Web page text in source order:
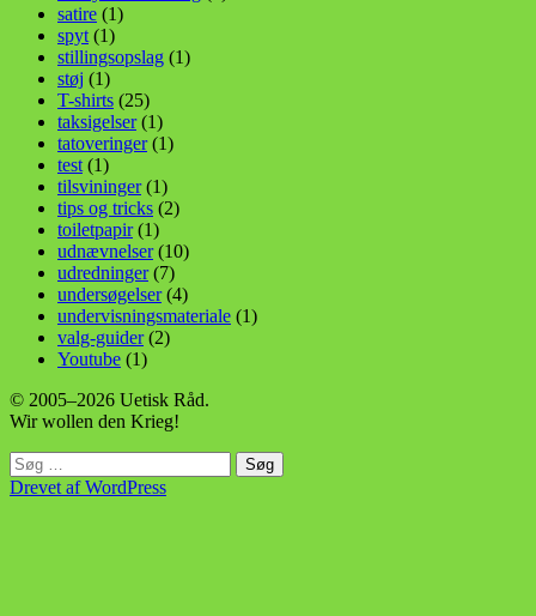
satire (1)
spyt (1)
stillingsopslag (1)
støj (1)
T-shirts (25)
taksigelser(1)
tatoveringer(1)
test (1)
tilsvininger(1)
tips og tricks (2)
toiletpapir(1)
udnævnelser(10)
udredninger(7)
undersøgelser(4)
undervisningsmateriale (1)
valg-guider(2)
Youtube (1)
© 2005–2026 Uetisk Råd.
Wir wollen den Krieg!
Søg
efter:
Drevet af WordPress